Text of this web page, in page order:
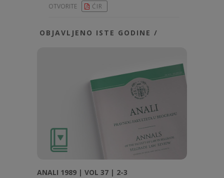
OTVORITE ĆIR
OBJAVLJENO ISTE GODINE /
ANALI 1989 | VOL 37 | 2-3